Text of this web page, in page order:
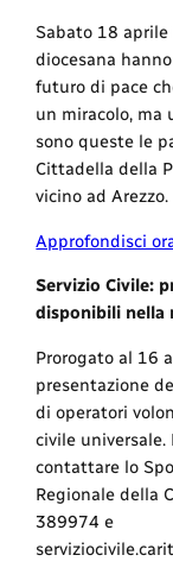
Sabato 18
diocesana
futuro di pace
un miracolo, ma
sono queste le
Cittadella della
vicino ad Arezzo.
Approfondisci
Servizio Civile:
disponibili nella
Prorogato al 16
presentazione
di operatori
civile
contattare lo
Regionale della
389974 e